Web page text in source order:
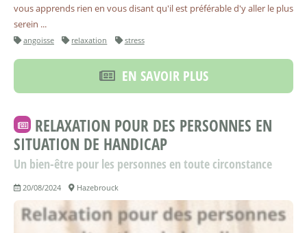
vous apprends rien en vous disant qu'il est préférable d'y aller le plus
serein ...
angoisse relaxation stress
EN SAVOIR PLUS
RELAXATION POUR DES PERSONNES EN
SITUATION DE HANDICAP
Un bien-être pour les personnes en toute circonstance
20/08/2024 Hazebrouck